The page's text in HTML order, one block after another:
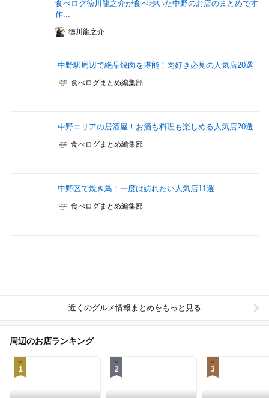
食べログ徳川龍之介が食べ歩いた中野のお店のまとめです
作...
徳川龍之介
中野駅周辺で絶品焼肉を堪能！肉好き必見の人気店20選
食べログまとめ編集部
中野エリアの居酒屋！お酒も料理も楽しめる人気店20選
食べログまとめ編集部
中野区で焼き鳥！一度は訪れたい人気店11選
食べログまとめ編集部
近くのグルメ情報まとめをもっと見る
周辺のお店ランキング
1 2 3